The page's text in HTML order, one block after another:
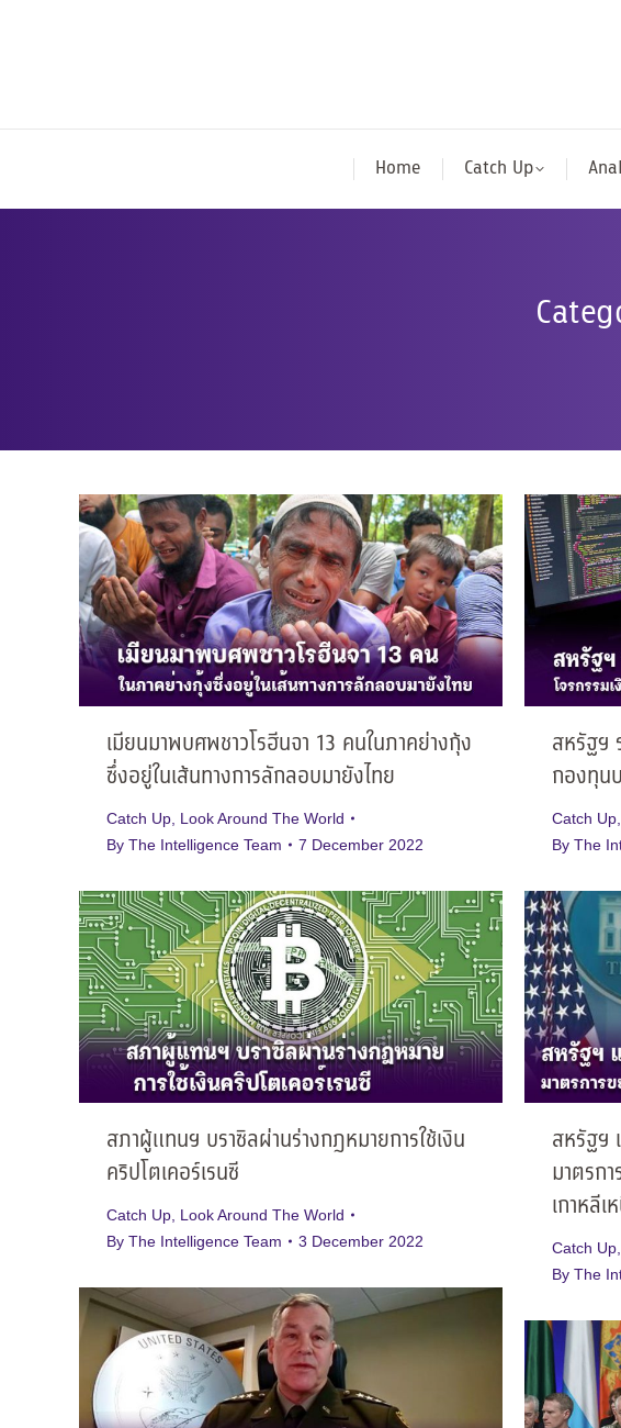
Home Catch Up
เมียนมาพบศพชาวโรฮีนจา 13 คนในภาคย่างกุ้ง
ซึ่งอยู่ในเส้นทางการลักลอบมายังไทย
Catch Up Look Around The World
By The Intelligence Team 7 December 2022
สหรัฐฯ
กองทุน
Catch Up
By The
สภาผู้แทนฯ บราซิลผ่านร่างกฎหมายการใช้เงิน
คริปโตเคอร์เรนซี
Catch Up Look Around The World
By The Intelligence Team 3 December 2022
สหรัฐฯ
มาตรก
เกาหลีเ
Catch Up
By The